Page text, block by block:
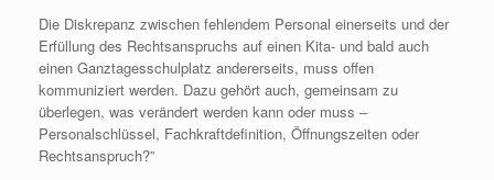
Die Diskrepanz zwischen fehlendem Personal einerseits und der
Erfüllung des Rechtsanspruchs auf einen Kita- und bald auch
einen Ganztagesschulplatz andererseits, muss offen
kommuniziert werden. Dazu gehört auch, gemeinsam zu
überlegen, was verändert werden kann oder muss –
Personalschlüssel, Fachkraftdefinition, Öffnungszeiten oder
Rechtsanspruch?”